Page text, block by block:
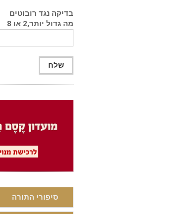
בדיקה נגד רובוטים
מה גדול יותר,2 או 8
סיפורי התורה